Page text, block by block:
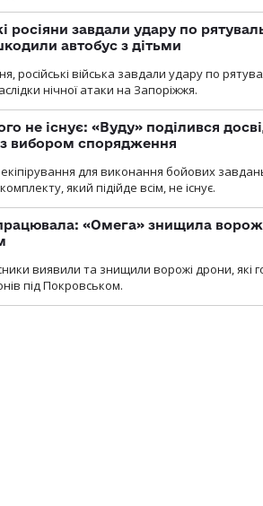
росіяни завдали удару по
автобус з дітьми
російські війська завдали удару по
нічної атаки на Запоріжжя.
не існує: «Вуду» поділився
вибором спорядження
для виконання бойових
який підійде всім, не існує.
«Омега» знищила
виявили та знищили ворожі дрони, які
під Покровськом.